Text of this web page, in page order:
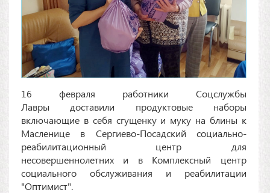
16 февраля работники Соцслужбы
Лавры доставили продуктовые наборы
включающие в себя сгущенку и муку на блины к
Масленице в Сергиево-Посадский социально-
реабилитационный центр для
несовершеннолетних и в Комплексный центр
социального обслуживания и реабилитации
"Оптимист".